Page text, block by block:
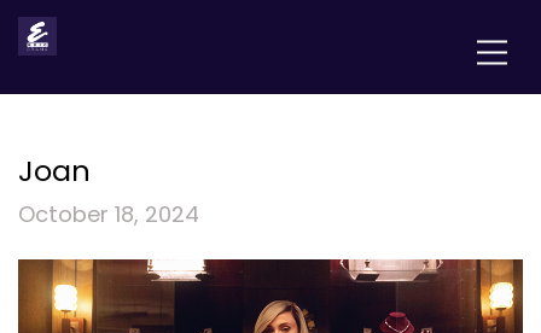
Joan
October 18, 2024